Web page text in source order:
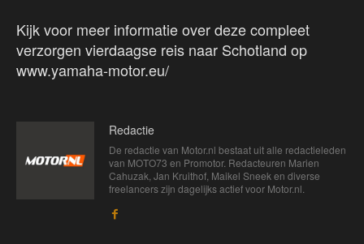
Kijk voor meer informatie over deze compleet
verzorgen vierdaagse reis naar Schotland op
www.yamaha-motor.eu/
Redactie
De redactie van Motor.nl bestaat uit alle redactieleden
van MOTO73 en Promotor. Redacteuren Marien
Cahuzak, Jan Kruithof, Maikel Sneek en diverse
freelancers zijn dagelijks actief voor Motor.nl.